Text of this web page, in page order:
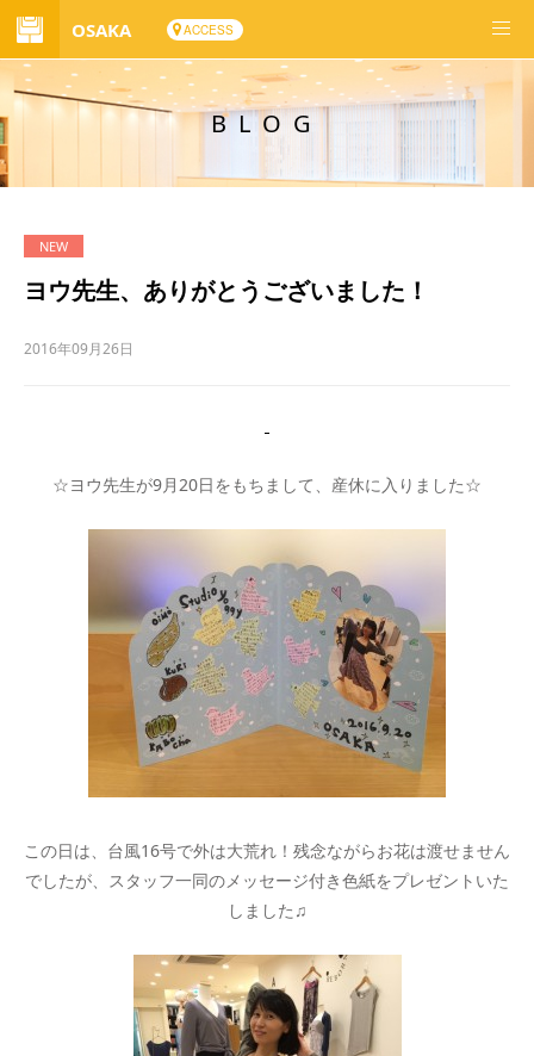
OSAKA ACCESS
BLOG
ヨウ先生、ありがとうございました！
2016年09月26日
☆ヨウ先生が9月20日をもちまして、産休に入りました☆
この日は、台風16号で外は大荒れ！残念ながらお花は渡せません
でしたが、スタッフ一同のメッセージ付き色紙をプレゼントいた
しました♫